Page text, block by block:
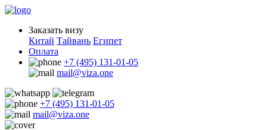
Заказать визу
Китай Тайвань Египет
Оплата
+7 (495) 131-01-05
mail@viza.one
+7 (495) 131-01-05
mail@viza.one